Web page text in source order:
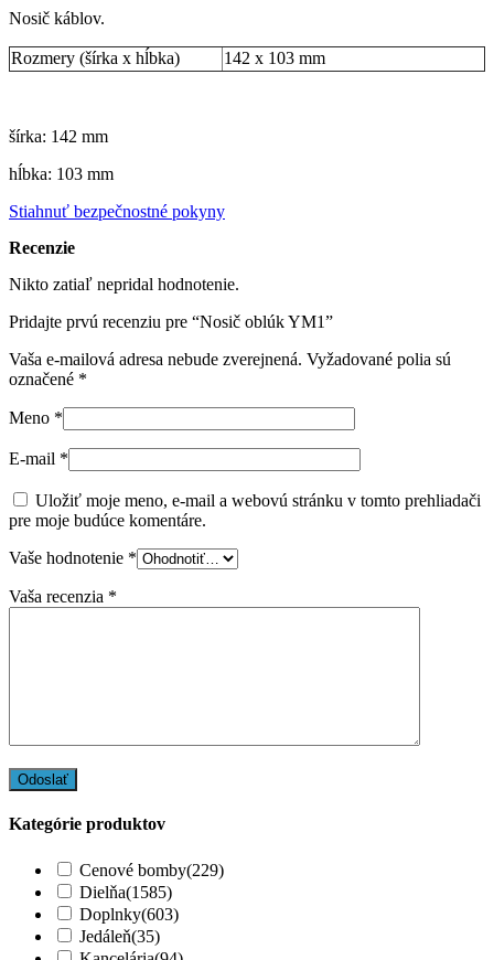
Nosič káblov.
Rozmery (šírka x hĺbka) 142 x 103 mm
šírka: 142 mm
hĺbka: 103 mm
Stiahnuť bezpečnostné pokyny
Recenzie
Nikto zatiaľ nepridal hodnotenie.
Pridajte prvú recenziu pre “Nosič oblúk YM1”
Vaša e-mailová adresa nebude zverejnená. Vyžadované polia sú
označené *
Meno *
E-mail *
Uložiť moje meno, e-mail a webovú stránku v tomto prehliadači
pre moje budúce komentáre.
Vaše hodnotenie *
Vaša recenzia *
Kategórie produktov
Cenové bomby(229)
Dielňa(1585)
Doplnky(603)
Jedáleň(35)